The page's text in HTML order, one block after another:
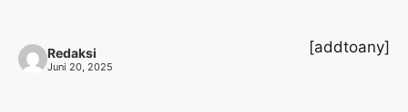
Redaksi
Juni 20, 2025
[addtoany]